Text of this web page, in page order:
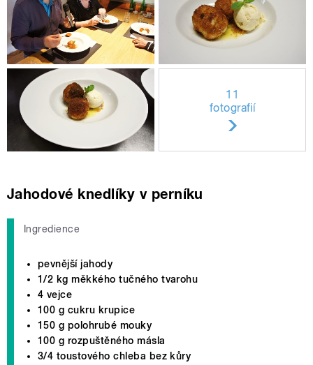
11
fotografií
Jahodové knedlíky v perníku
Ingredience
pevnější jahody
1/2 kg měkkého tučného tvarohu
4 vejce
100 g cukru krupice
150 g polohrubé mouky
100 g rozpuštěného másla
3/4 toustového chleba bez kůry